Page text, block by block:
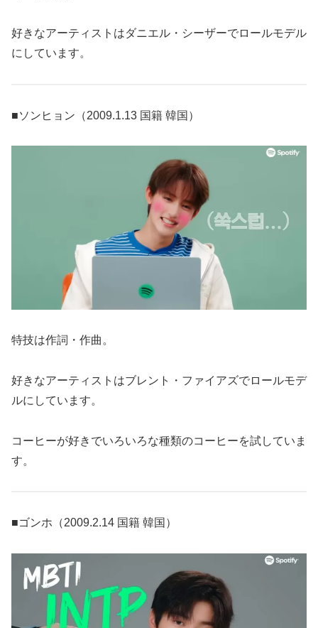
好きなアーティストはダニエル・シーザーでロールモデル
にしています。
■ソンヒョン（2009.1.13 国籍 韓国）
特技は作詞・作曲。
好きなアーティストはブレント・ファイアズでロールモデ
ルにしています。
コーヒーが好きでいろいろな種類のコーヒーを試していま
す。
■ゴンホ（2009.2.14 国籍 韓国）